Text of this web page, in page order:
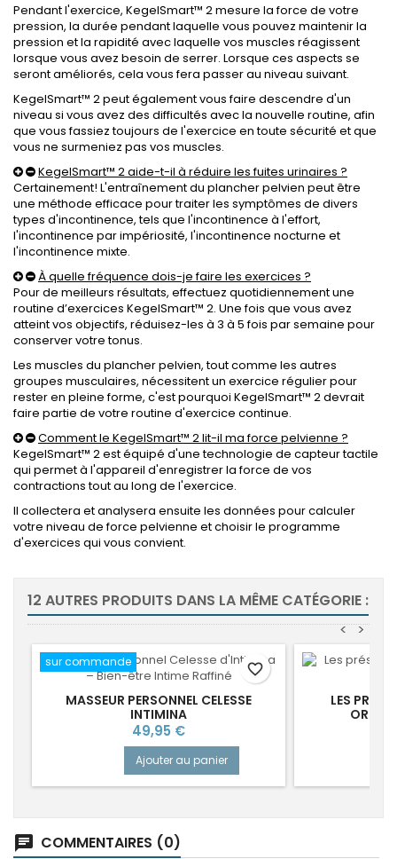
Pendant l'exercice, KegelSmart™ 2 mesure la force de votre
pression, la durée pendant laquelle vous pouvez maintenir la
pression et la rapidité avec laquelle vos muscles réagissent
lorsque vous avez besoin de serrer. Lorsque ces aspects se
seront améliorés, cela vous fera passer au niveau suivant.
KegelSmart™ 2 peut également vous faire descendre d'un
niveau si vous avez des difficultés avec la nouvelle routine, afin
que vous fassiez toujours de l'exercice en toute sécurité et que
vous ne surmeniez pas vos muscles.
KegelSmart™ 2 aide-t-il à réduire les fuites urinaires ?
Certainement! L'entraînement du plancher pelvien peut être
une méthode efficace pour traiter les symptômes de divers
types d'incontinence, tels que l'incontinence à l'effort,
l'incontinence par impériosité, l'incontinence nocturne et
l'incontinence mixte.
À quelle fréquence dois-je faire les exercices ?
Pour de meilleurs résultats, effectuez quotidiennement une
routine d’exercices KegelSmart™ 2. Une fois que vous avez
atteint vos objectifs, réduisez-les à 3 à 5 fois par semaine pour
conserver votre tonus.
Les muscles du plancher pelvien, tout comme les autres
groupes musculaires, nécessitent un exercice régulier pour
rester en pleine forme, c'est pourquoi KegelSmart™ 2 devrait
faire partie de votre routine d'exercice continue.
Comment le KegelSmart™ 2 lit-il ma force pelvienne ?
KegelSmart™ 2 est équipé d'une technologie de capteur tactile
qui permet à l'appareil d'enregistrer la force de vos
contractions tout au long de l'exercice.
Il collectera et analysera ensuite les données pour calculer
votre niveau de force pelvienne et choisir le programme
d'exercices qui vous convient.
12 AUTRES PRODUITS DANS LA MÊME CATÉGORIE :
>
<
sur commande
MASSEUR PERSONNEL CELESSE
INTIMINA
Prix
49,95 €
Ajouter au panier
favorite_border
LES
chat COMMENTAIRES (0)